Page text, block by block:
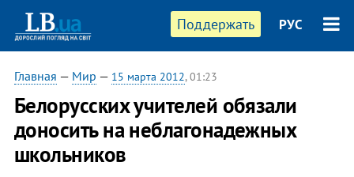
Поддержать РУС
Главная — Мир — 15 марта 2012, 01:23
​Белорусских учителей обязали
доносить на неблагонадежных
школьников